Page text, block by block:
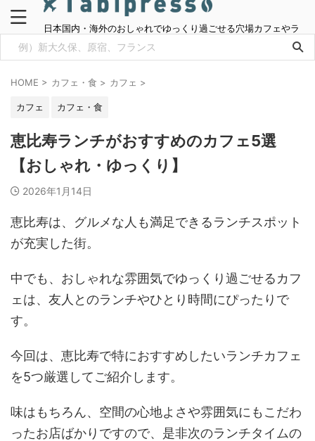
日本国内・海外のおしゃれでゆっくり過ごせる穴場カフェやラ
HOME > カフェ・食 > カフェ >
カフェ カフェ・食
恵比寿ランチがおすすめのカフェ5選
【おしゃれ・ゆっくり】
2026年1月14日
恵比寿は、グルメな人も満足できるランチスポット
が充実した街。
中でも、おしゃれな雰囲気でゆっくり過ごせるカフ
ェは、友人とのランチやひとり時間にぴったりで
す。
今回は、 恵比寿で特におすすめしたいランチカフェ
を5つ厳選してご紹介します。
味はもちろん、空間の心地よさや雰囲気にもこだわ
ったお店ばかりですので、是非次のランチタイムの